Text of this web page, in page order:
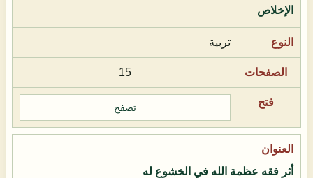
الإخلاص
تربية
15
تصفح
أثر فقه عظمة الله في الخشوع له